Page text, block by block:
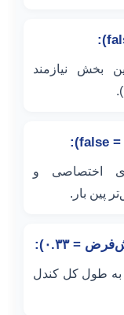
بخش نیازمند
اختصاصی و
پین بار.
به طول کل کندل